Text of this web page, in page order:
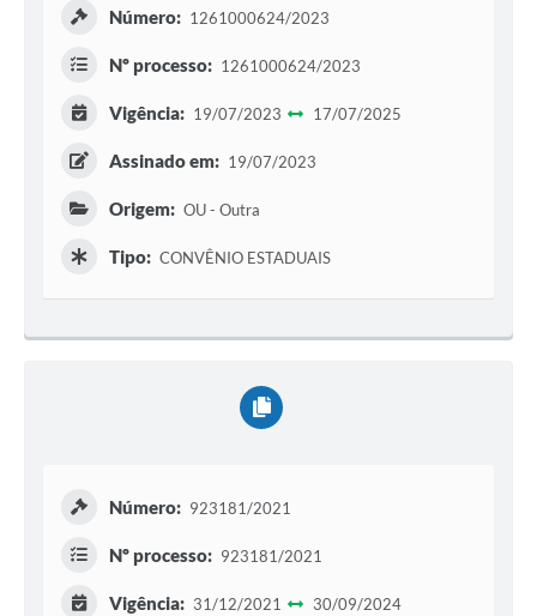
Número: 1261000624/2023
Nº processo: 1261000624/2023
Vigência: 19/07/2023 17/07/2025
Assinado em: 19/07/2023
Origem: OU - Outra
Tipo: CONVÊNIO ESTADUAIS
Número: 923181/2021
Nº processo: 923181/2021
Vigência: 31/12/2021 30/09/2024